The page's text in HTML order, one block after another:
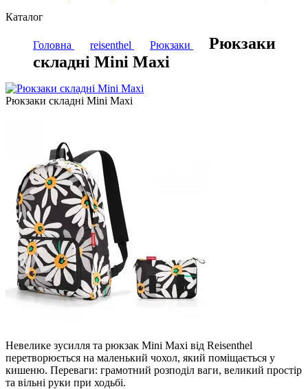
Каталог
Головна reisenthel Рюкзаки
Рюкзаки
складні Mini Maxi
Рюкзаки складні Mini Maxi
Невелике зусилля та рюкзак Mini Maxi від Reisenthel
перетворюється на маленький чохол, який поміщається у
кишеню. Переваги: грамотний розподіл ваги, великий простір
та вільні руки при ходьбі.